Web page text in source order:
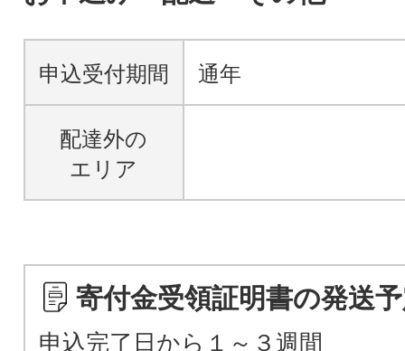
申込受付期間 通年
配達外の
エリア
寄付金受領証明書の発送
申込完了日から１～３週間